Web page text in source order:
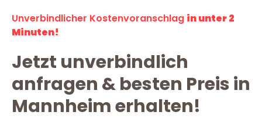
Unverbindlicher Kostenvoranschlag in unter 2
Minuten!
Jetzt unverbindlich
anfragen & besten Preis in
Mannheim erhalten!